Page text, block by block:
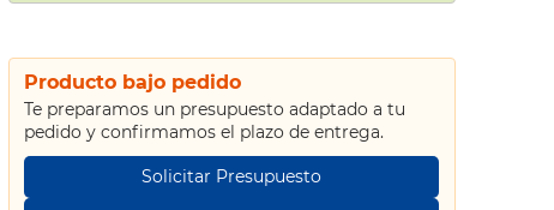
Producto bajo pedido
Te preparamos un presupuesto adaptado a tu
pedido y confirmamos el plazo de entrega.
Solicitar Presupuesto